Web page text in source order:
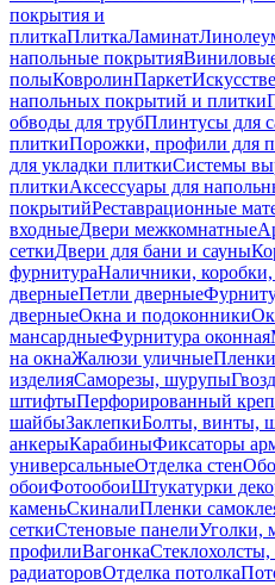
покрытия и
плиткаПлиткаЛаминат
напольные покрытия
полыКовролинПаркет
напольных покрытий и плитки
обводы для трубПлинтусы для
плиткиПорожки, профили для
для укладки плиткиСистемы
плиткиАксессуары для
покрытийРеставрационные
входныеДвери межкомнатные
сеткиДвери для бани и сауны
фурнитураНаличники,
дверныеПетли дверные
дверныеОкна и подоконники
мансардныеФурнитура оконная
на окнаЖалюзи уличные
изделияСаморезы, шурупы
штифтыПерфорированный
шайбыЗаклепкиБолты, винты,
анкерыКарабиныФиксаторы
универсальныеОтделка стен
обоиФотообоиШтукатурки
каменьСкиналиПленки
сеткиСтеновые панелиУголки,
профилиВагонка
радиаторовОтделка потолка